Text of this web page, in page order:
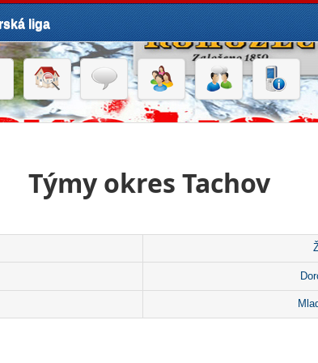
liga
Týmy okres Tachov